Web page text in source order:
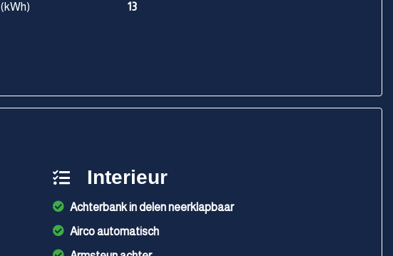
13
Interieur
Achterbank in delen neerklapbaar
Airco automatisch